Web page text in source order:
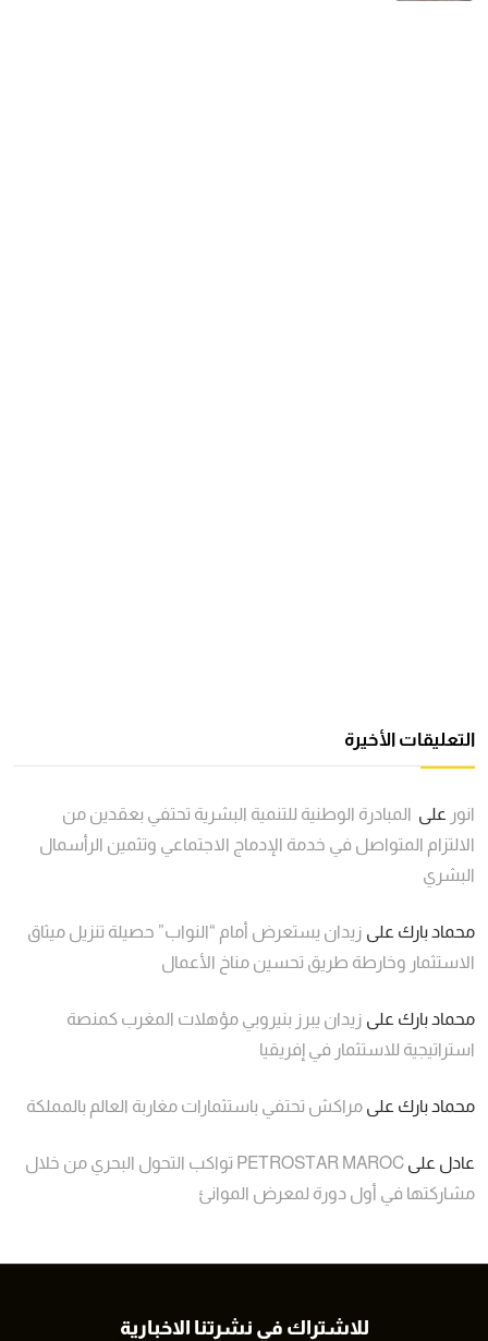
التعليقات الأخيرة
انور على المبادرة الوطنية للتنمية البشرية تحتفي بعقدين من
الالتزام المتواصل في خدمة الإدماج الاجتماعي وتثمين الرأسمال
البشري
محماد بارك على زيدان يستعرض أمام “النواب” حصيلة تنزيل ميثاق
الاستثمار وخارطة طريق تحسين مناخ الأعمال
محماد بارك على زيدان يبرز بنيروبي مؤهلات المغرب كمنصة
استراتيجية للاستثمار في إفريقيا
محماد بارك على مراكش تحتفي باستثمارات مغاربة العالم بالمملكة
عادل على
PETROSTAR MAROC تواكب التحول البحري من خلال
مشاركتها في أول دورة لمعرض الموانئ
للاشتراك في نشرتنا الاخبارية